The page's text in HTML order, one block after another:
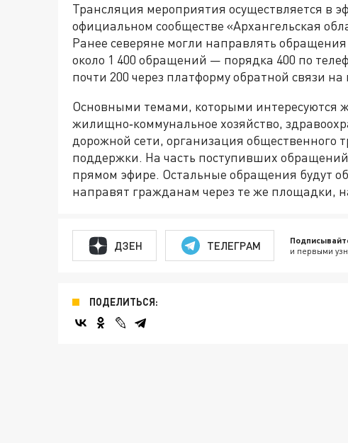
Трансляция мероприятия осуществляется в
официальном сообществе «Архангельская
Ранее северяне могли направлять
около 1 400 обращений — порядка 400 по
почти 200 через платформу обратной связи на
Основными темами, которыми интересуются
жилищно‑коммунальное хозяйство,
дорожной сети, организация общественного
поддержки. На часть поступивших
прямом эфире. Остальные обращения будут
направят гражданам через те же площадки,
ДЗЕН ТЕЛЕГРАМ и первыми
ПОДЕЛИТЬСЯ: